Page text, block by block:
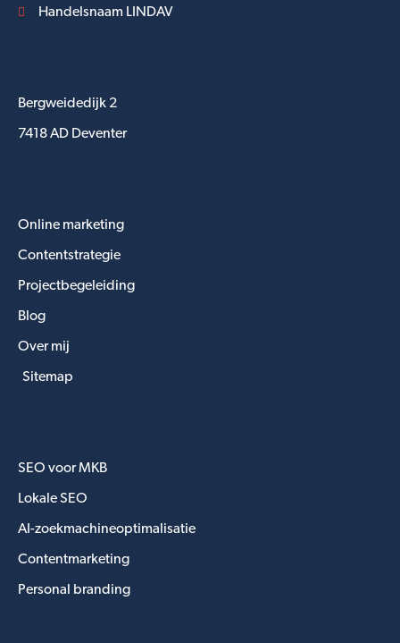
Handelsnaam LINDAV
Bergweidedijk 2
7418 AD Deventer
Online marketing
Contentstrategie
Projectbegeleiding
Blog
Over mij
Sitemap
SEO voor MKB
Lokale SEO
AI-zoekmachineoptimalisatie
Contentmarketing
Personal branding